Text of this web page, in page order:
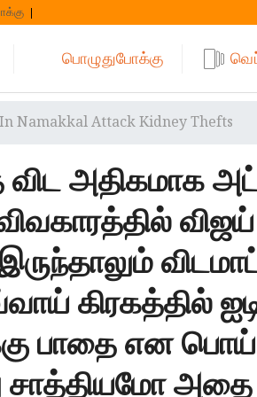
பொழுதுபோக்கு
Namakkal Attack Kidney Thefts
விட அதிகமாக
கிரகத்தில்
பாதை என
சாத்தியமோ